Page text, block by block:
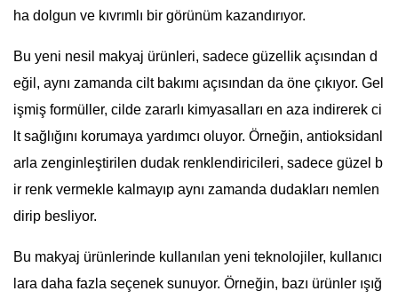
ha dolgun ve kıvrımlı bir görünüm kazandırıyor.
Bu yeni nesil makyaj ürünleri, sadece güzellik açısından d
eğil, aynı zamanda cilt bakımı açısından da öne çıkıyor. Gel
işmiş formüller, cilde zararlı kimyasalları en aza indirerek ci
lt sağlığını korumaya yardımcı oluyor. Örneğin, antioksidanl
arla zenginleştirilen dudak renklendiricileri, sadece güzel b
ir renk vermekle kalmayıp aynı zamanda dudakları nemlen
dirip besliyor.
Bu makyaj ürünlerinde kullanılan yeni teknolojiler, kullanıcı
lara daha fazla seçenek sunuyor. Örneğin, bazı ürünler ışığ